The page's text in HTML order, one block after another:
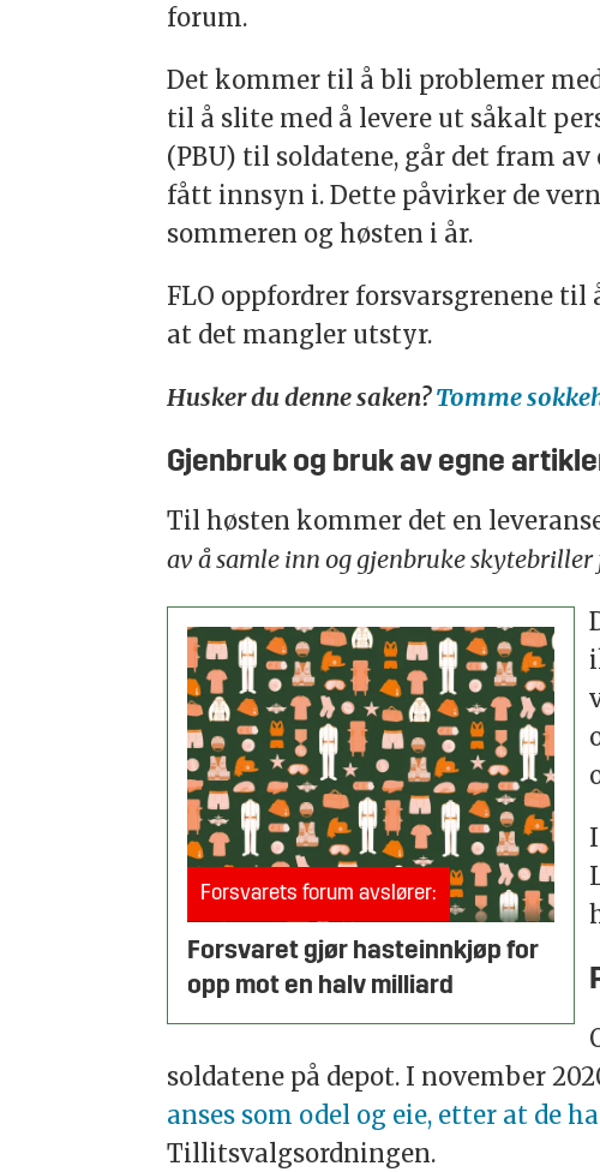
forum.
Det kommer til å bli problemer
til å slite med å levere ut såkalt
(PBU) til soldatene, går det fram
fått innsyn i. Dette påvirker de
sommeren og høsten i år.
FLO oppfordrer forsvarsgrenene til
at det mangler utstyr.
Husker du denne saken?Tomme
Gjenbruk og bruk av egne
Til høsten kommer det en
av å samle inn og gjenbruke
Forsvarets forum avslører:
Forsvaret gjør hasteinnkjøp for
opp mot en halv milliard
soldatene på depot. I november
anses som odel og eie, etter at de
Tillitsvalgsordningen.